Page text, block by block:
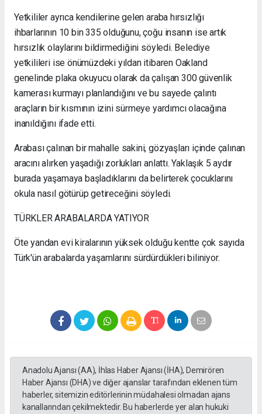
Yetkililer ayrıca kendilerine gelen araba hırsızlığı
ihbarlarının 10 bin 335 olduğunu, çoğu insanın ise artık
hırsızlık olaylarını bildirmediğini söyledi. Belediye
yetkilileri ise önümüzdeki yıldan itibaren Oakland
genelinde plaka okuyucu olarak da çalışan 300 güvenlik
kamerası kurmayı planlandığını ve bu sayede çalıntı
araçların bir kısmının izini sürmeye yardımcı olacağına
inanıldığını ifade etti.
Arabası çalınan bir mahalle sakini, gözyaşları içinde çalınan
aracını alırken yaşadığı zorlukları anlattı. Yaklaşık 5 aydır
burada yaşamaya başladıklarını da belirterek çocuklarını
okula nasıl götürüp getireceğini söyledi.
TÜRKLER ARABALARDA YATIYOR
Öte yandan evi kiralarının yüksek olduğu kentte çok sayıda
Türk'ün arabalarda yaşamlarını sürdürdükleri biliniyor.
Anadolu Ajansı (AA), İhlas Haber Ajansı (İHA), Demirören
Haber Ajansı (DHA) ve diğer ajanslar tarafından eklenen tüm
haberler, sitemizin editörlerinin müdahalesi olmadan ajans
kanallarından çekilmektedir. Bu haberlerde yer alan hukuki